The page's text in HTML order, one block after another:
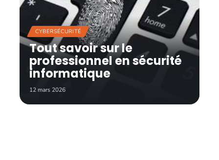
CYBERSÉCURITÉ
Tout savoir sur le
professionnel en sécurité
informatique
12 mars 2026